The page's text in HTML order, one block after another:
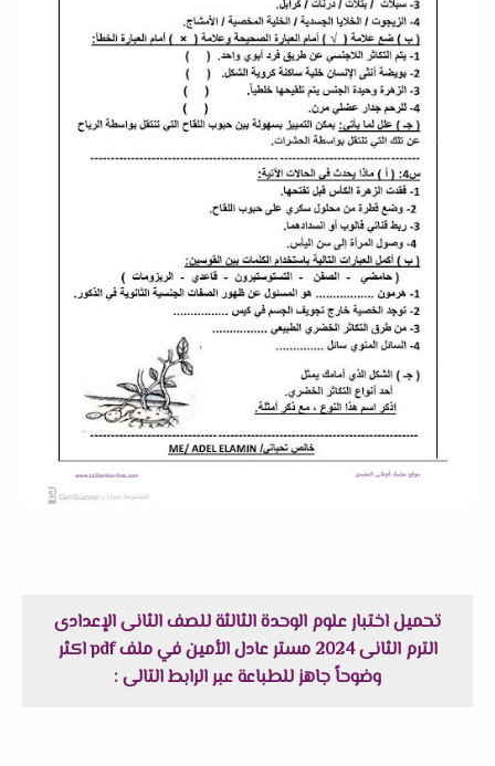
تحميل اختبار علوم الوحدة الثالثة للصف الثانى الإعدادى
الترم الثانى 2024 مستر عادل الأمين في ملف pdf اكثر
وضوحاً جاهز للطباعة عبر الرابط التالى :